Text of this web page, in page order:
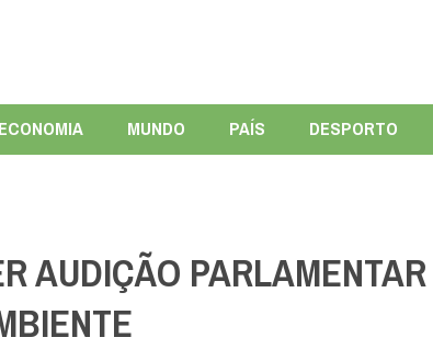
ECONOMIA MUNDO PAÍS DESPORTO
AUDIÇÃO